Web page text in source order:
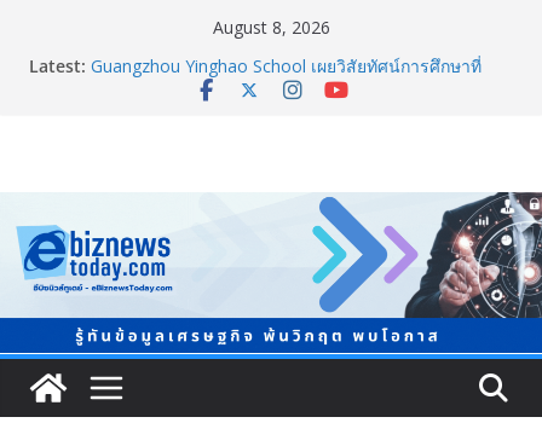
August 8, 2026
Latest: Guangzhou Yinghao School เผยวิสัยทัศน์การศึกษาที่
พร้อมรับอนาคต
แพทย์เผย โรคไม่ติดต่อเรื้อรัง NCDs คร่าชีวิตคนไทยก่อน
วัยอันควร ทำสูญเสียทางเศรษฐกิจมหาศาล 1.6 ล้านล้าน
บาทต่อปี
ภาครัฐ-เอกชนจับมือสัมมนาใหญ่ ยกระดับอุตสาหกรรมเซ
รามิกไทยสู่สากล พร้อมชวนผู้ประกอบไทยร่วมงาน
“Ceramics Vietnam & Stone Vietnam 2026”
อลิอันซ์ อยุธยา ส่งเสริมคนไทยเตรียมพร้อมรับมือวิกฤต
เปิดพื้นที่ “Level Up the Care by Allianz Ayudhya
นิทรรศการยกระดับ…ความเป็นห่วง” ในงาน Hug
HeartYai